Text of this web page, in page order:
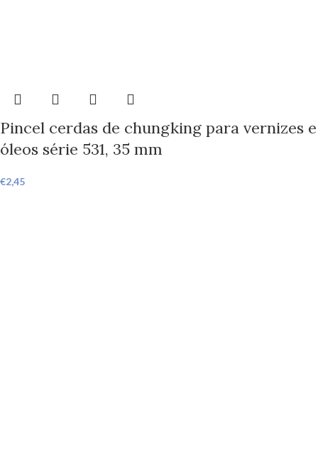
Pincel cerdas de chungking para vernizes e
óleos série 531, 35 mm
€2,45